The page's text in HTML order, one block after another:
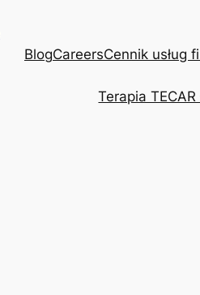
BlogCareersCennik usług
Terapia